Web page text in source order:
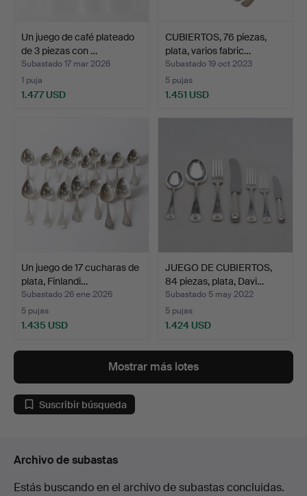
Un juego de café plateado
de 3 piezas con …
Subastado 17 mar 2026
1 puja
1.477 USD
CUBIERTOS, 76 piezas,
plata, varios fabric…
Subastado 19 oct 2023
5 pujas
1.451 USD
Un juego de 17 cucharas de
plata, Finlandi…
Subastado 26 ene 2026
5 pujas
1.435 USD
JUEGO DE CUBIERTOS,
84 piezas, plata, Davi…
Subastado 5 may 2022
5 pujas
1.424 USD
Mostrar más lotes
Suscribir búsqueda
Archivo de subastas
Estás buscando en el archivo de subastas concluidas.